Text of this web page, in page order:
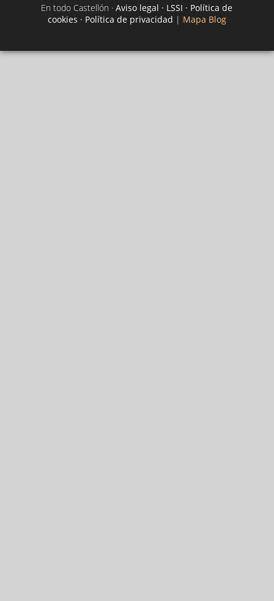
En todo Castellón ·Aviso legal · LSSI · Política de
cookies · Política de privacidad | Mapa Blog